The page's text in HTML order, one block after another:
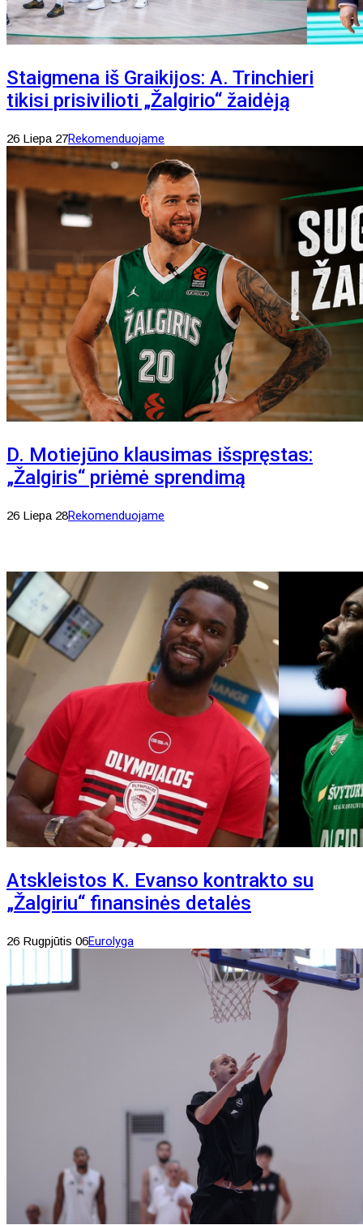
Staigmena iš Graikijos: A. Trinchieri
tikisi prisivilioti „Žalgirio“ žaidėją
26 Liepa 27Rekomenduojame
D. Motiejūno klausimas išspręstas:
„Žalgiris“ priėmė sprendimą
26 Liepa 28Rekomenduojame
Atskleistos K. Evanso kontrakto su
„Žalgiriu“ finansinės detalės
26 Rugpjūtis 06Eurolyga